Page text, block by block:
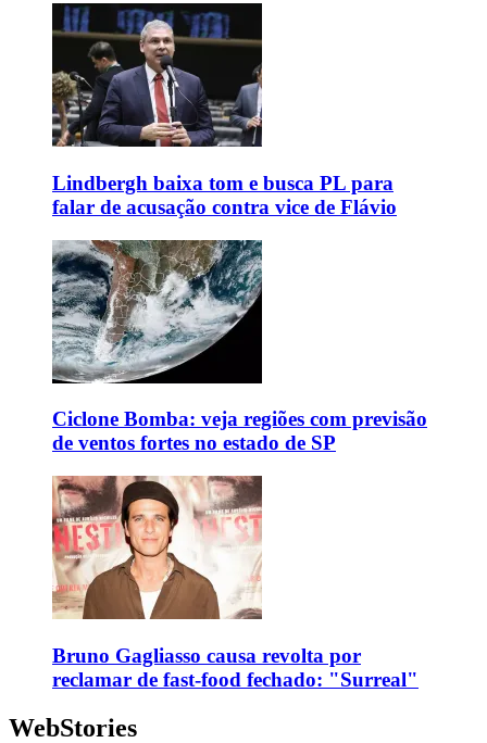
Lindbergh baixa tom e busca PL para
falar de acusação contra vice de Flávio
Ciclone Bomba: veja regiões com previsão
de ventos fortes no estado de SP
Bruno Gagliasso causa revolta por
reclamar de fast-food fechado: "Surreal"
WebStories